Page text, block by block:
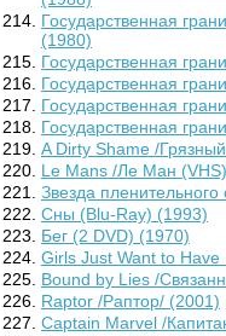
Государственная
(1980)
Государственная
Государственная
Государственная
Государственная
A Dirty Shame /
Le Mans /Ле Ман
Звезда
Сны (Blu-Ray) (1993)
Бег (2 DVD) (1970)
Girls Just Want to Have
Bound by Lies /
Raptor /Раптор/ (2001)
Captain Marvel /